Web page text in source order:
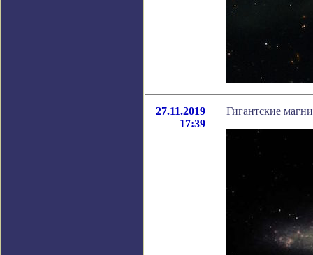
27.11.2019
17:39
Гигантские